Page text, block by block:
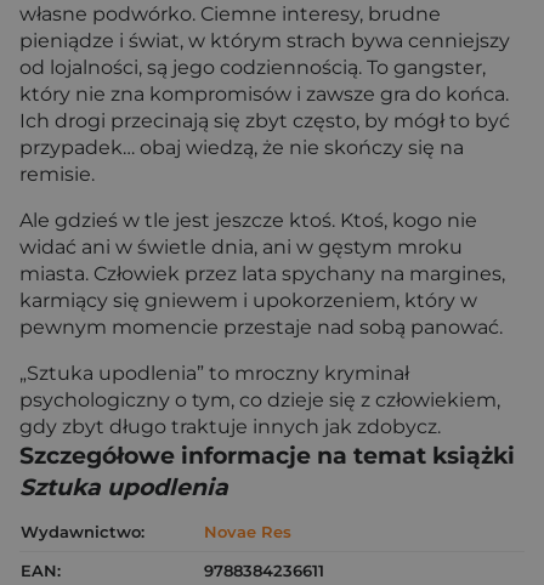
własne podwórko. Ciemne interesy, brudne
pieniądze i świat, w którym strach bywa cenniejszy
od lojalności, są jego codziennością. To gangster,
który nie zna kompromisów i zawsze gra do końca.
Ich drogi przecinają się zbyt często, by mógł to być
przypadek… obaj wiedzą, że nie skończy się na
remisie.
Ale gdzieś w tle jest jeszcze ktoś. Ktoś, kogo nie
widać ani w świetle dnia, ani w gęstym mroku
miasta. Człowiek przez lata spychany na margines,
karmiący się gniewem i upokorzeniem, który w
pewnym momencie przestaje nad sobą panować.
„Sztuka upodlenia” to mroczny kryminał
psychologiczny o tym, co dzieje się z człowiekiem,
gdy zbyt długo traktuje innych jak zdobycz.
Szczegółowe informacje na temat książki
Sztuka upodlenia
Wydawnictwo:
Novae Res
EAN:
9788384236611